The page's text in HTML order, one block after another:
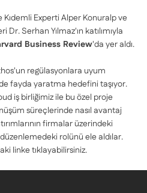
Kıdemli Experti Alper Konuralp ve
Dr. Serhan Yılmaz'ın katılımıyla
Business Review'da yer aldı.
regülasyonlara uyum
fayda yaratma hedefini taşıyor.
iş birliğimiz ile bu özel proje
süreçlerinde nasıl avantaj
firmalar üzerindeki
rolünü ele aldılar.
linke tıklayabilirsiniz.